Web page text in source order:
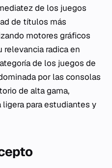
de los juegos
de títulos más
motores gráficos
relevancia radica en
de los juegos de
por las consolas
de alta gama,
para estudiantes y